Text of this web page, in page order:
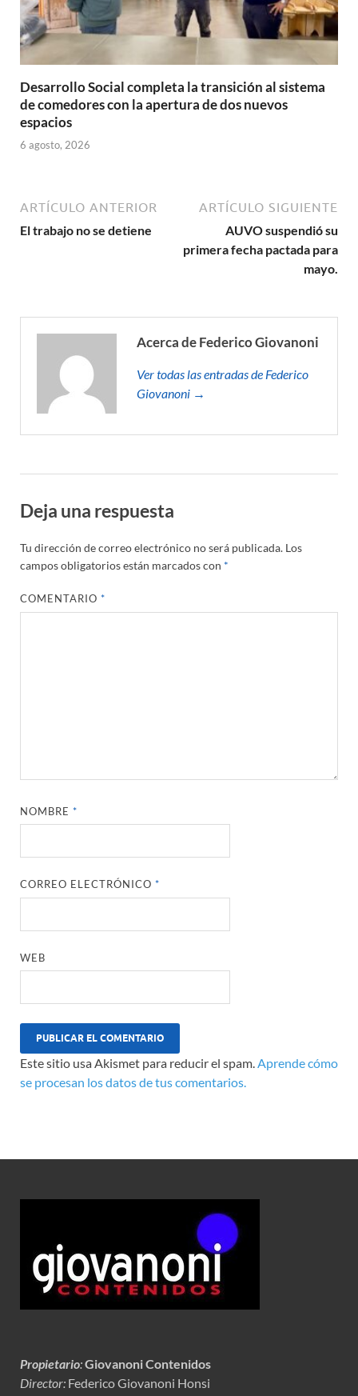
Desarrollo Social completa la transición al sistema
de comedores con la apertura de dos nuevos
espacios
6 agosto, 2026
ARTÍCULO ANTERIOR
El trabajo no se detiene
ARTÍCULO SIGUIENTE
AUVO suspendió su
primera fecha pactada para
mayo.
Acerca de Federico Giovanoni
Ver todas las entradas de Federico
Giovanoni →
Deja una respuesta
Tu dirección de correo electrónico no será publicada. Los
campos obligatorios están marcados con *
COMENTARIO*
NOMBRE*
CORREO ELECTRÓNICO*
WEB
Este sitio usa Akismet para reducir el spam.Aprende cómo
se procesan los datos de tus comentarios.
Propietario:Giovanoni Contenidos
Director: Federico Giovanoni Honsi